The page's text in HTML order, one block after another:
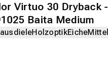
Virtuo 30 Dryback -
Baita Medium
HolzoptikEicheMittel